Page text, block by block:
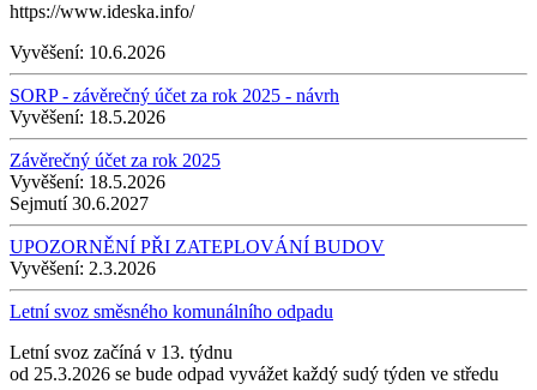
https://www.ideska.info/
Vyvěšení: 10.6.2026
SORP - závěrečný účet za rok 2025 - návrh
Vyvěšení: 18.5.2026
Závěrečný účet za rok 2025
Vyvěšení: 18.5.2026
Sejmutí30.6.2027
UPOZORNĚNÍ PŘI ZATEPLOVÁNÍ BUDOV
Vyvěšení: 2.3.2026
Letní svoz směsného komunálního odpadu
Letní svoz začíná v 13. týdnu
od 25.3.2026 se bude odpad vyvážet každý sudý týden ve středu